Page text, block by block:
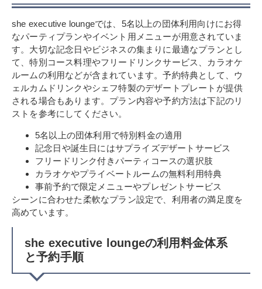
she executive loungeでは、5名以上の団体利用向けにお得
なパーティプランやイベント用メニューが用意されていま
す。大切な記念日やビジネスの集まりに最適なプランとし
て、特別コース料理やフリードリンクサービス、カラオケ
ルームの利用などが含まれています。予約特典として、ウ
ェルカムドリンクやシェフ特製のデザートプレートが提供
される場合もあります。プラン内容や予約方法は下記のリ
ストを参考にしてください。
5名以上の団体利用で特別料金の適用
記念日や誕生日にはサプライズデザートサービス
フリードリンク付きパーティコースの選択肢
カラオケやプライベートルームの無料利用特典
事前予約で限定メニューやプレゼントサービス
シーンに合わせた柔軟なプラン設定で、利用者の満足度を
高めています。
she executive loungeの利用料金体系
と予約手順